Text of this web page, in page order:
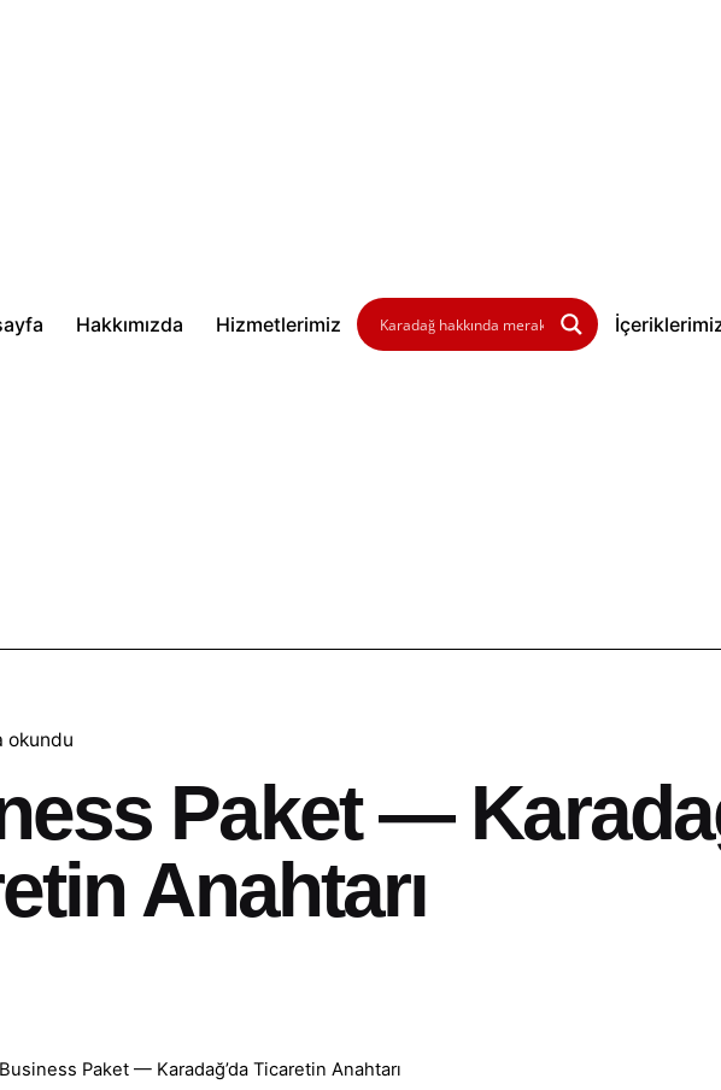
Hakkımızda Hizmetlerimiz
okundu
Paket —
Anahtarı
Business Paket — Karadağ’da Ticaretin Anahtarı